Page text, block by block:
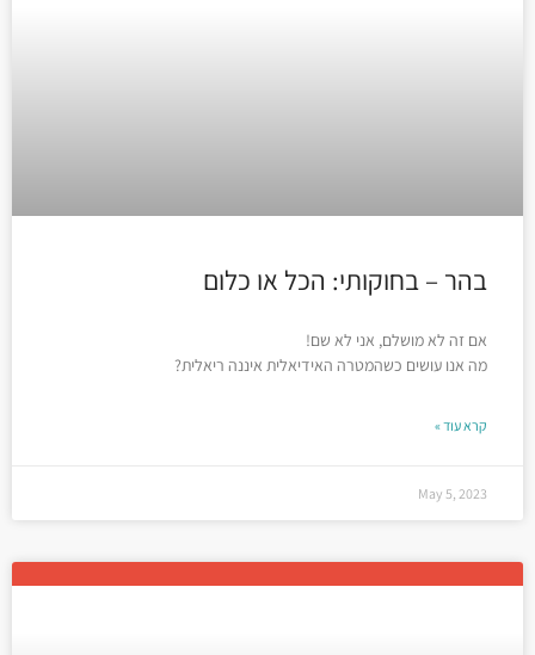
בהר – בחוקותי: הכל או כלום
אם זה לא מושלם, אני לא שם!
מה אנו עושים כשהמטרה האידיאלית איננה ריאלית?
קרא עוד »
May 5, 2023